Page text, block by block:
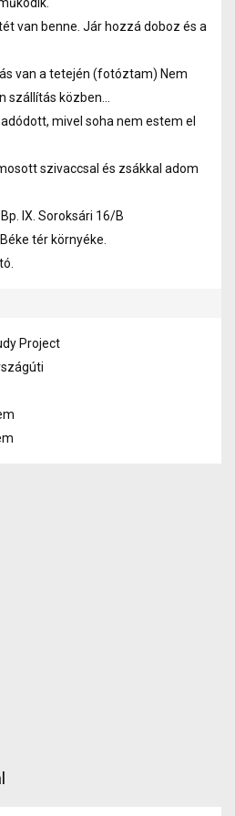
van benne. Jár hozzá doboz és a
van a tetején (fotóztam) Nem
közben...
mivel soha nem estem el
szivaccsal és zsákkal adom
IX. Soroksári 16/B
tér környéke.
Project